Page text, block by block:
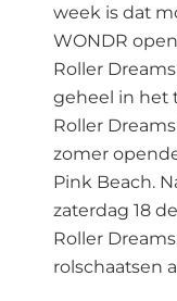
week is dat
WONDR
Roller
geheel in het
Roller
zomer
Pink Beach.
zaterdag 18
Roller
rolschaatsen